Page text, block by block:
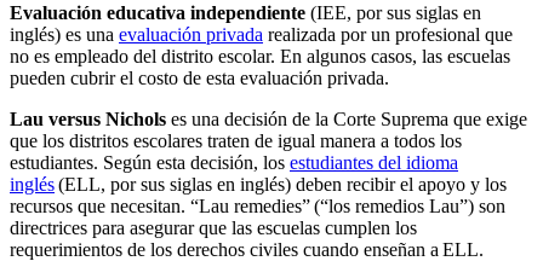
Evaluación educativa independiente (IEE, por sus siglas en
inglés) es una evaluación privada realizada por un profesional que
no es empleado del distrito escolar. En algunos casos, las escuelas
pueden cubrir el costo de esta evaluación privada.
Lau versus Nichols es una decisión de la Corte Suprema que exige
que los distritos escolares traten de igual manera a todos los
estudiantes. Según esta decisión, los estudiantes del idioma
inglés(ELL, por sus siglas en inglés) deben recibir el apoyo y los
recursos que necesitan. “Lau remedies” (“los remedios Lau”) son
directrices para asegurar que las escuelas cumplen los
requerimientos de los derechos civiles cuando enseñan a ELL.